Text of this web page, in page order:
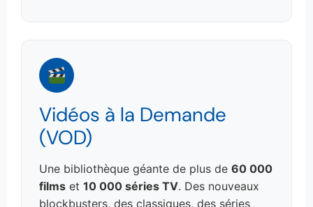
Vidéos à la Demande
(VOD)
Une bibliothèque géante de plus de 60 000
films et 10 000 séries TV. Des nouveaux
blockbusters, des classiques, des séries